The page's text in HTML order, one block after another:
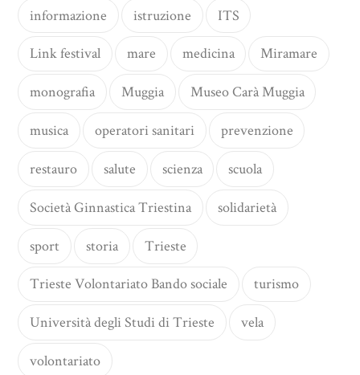
informazione istruzione ITS
Link festival mare medicina Miramare
monografia Muggia Museo Carà Muggia
musica operatori sanitari prevenzione
restauro salute scienza scuola
Società Ginnastica Triestina solidarietà
sport storia Trieste
Trieste Volontariato Bando sociale turismo
Università degli Studi di Trieste vela
volontariato